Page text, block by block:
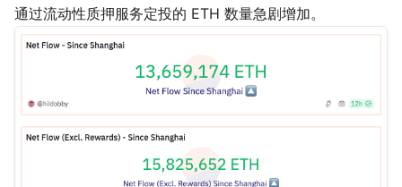
通过流动性质押服务定投的 ETH 数量急剧增加。